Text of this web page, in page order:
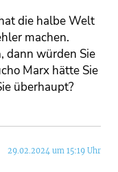
die halbe Welt
machen.
dann würden Sie
Marx hätte Sie
überhaupt?
29.02.2024 um 15:19 Uhr